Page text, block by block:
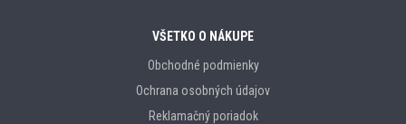
VŠETKO O NÁKUPE
Obchodné podmienky
Ochrana osobných údajov
Reklamačný poriadok